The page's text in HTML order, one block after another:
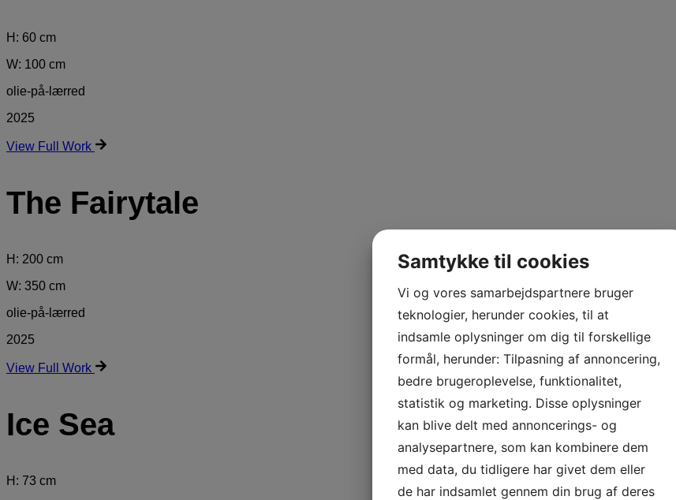
H: 60 cm
W: 100 cm
olie-på-lærred
2025
View Full Work
The Fairytale
H: 200 cm
W: 350 cm
olie-på-lærred
2025
View Full Work
Ice Sea
H: 73 cm
Samtykke til cookies
Vi og vores samarbejdspartnere bruger
teknologier, herunder cookies, til at
indsamle oplysninger om dig til forskellige
formål, herunder: Tilpasning af annoncering,
bedre brugeroplevelse, funktionalitet,
statistik og marketing. Disse oplysninger
kan blive delt med annoncerings- og
analysepartnere, som kan kombinere dem
med data, du tidligere har givet dem eller
de har indsamlet gennem din brug af deres